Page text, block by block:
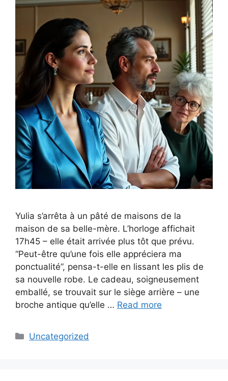
Yulia s’arrêta à un pâté de maisons de la
maison de sa belle-mère. L’horloge affichait
17h45 – elle était arrivée plus tôt que prévu.
“Peut-être qu’une fois elle appréciera ma
ponctualité”, pensa-t-elle en lissant les plis de
sa nouvelle robe. Le cadeau, soigneusement
emballé, se trouvait sur le siège arrière – une
broche antique qu’elle … Read more
Categories
Uncategorized